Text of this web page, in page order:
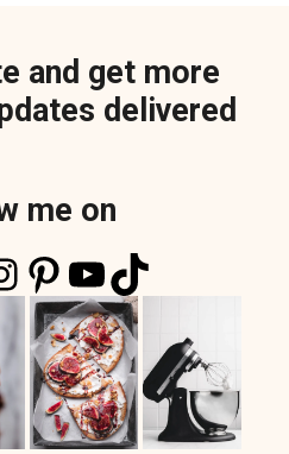
and get more
delivered
me on
Pinterest
YouTube
TikTok